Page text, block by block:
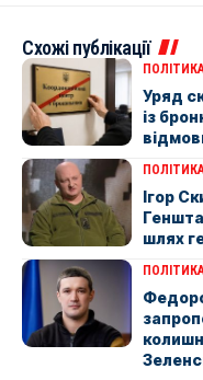
Схожі публікації
Уряд
із
Ігор
шлях